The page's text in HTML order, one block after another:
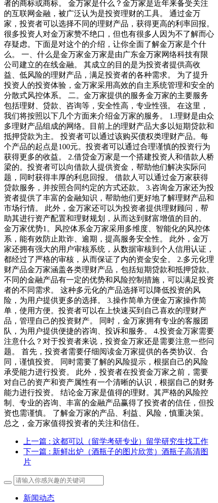
者的商标或商标。 金万家是什么？金万家是近年来备受关注
的互联网金融，被广泛认为是投资理财的工具。 通过金万
家，投资者可以选择不同的理财产品，获得更高的利率回报。
很多投资人对金万家赞不绝口，但也有很多人因为不了解而心
存疑虑。下面是对这个的介绍，让你全面了解金万家是个什
么。 一、什么是金万家金万家是由广东金万家网络科技有限
公司建立的在线金融。 其成立的目的是为投资者提供高收
益、低风险的理财产品，满足投资者的各种需求。 为了提升
投资人的投资体验，金万家采用高效的自主系统管理和安全的
分散式风控体系。 二。金万家提供的服务金万家的主要服务
包括理财、贷款、咨询等，安全性高，专业性强。 在这里，
我们将按照以下几个方面来介绍金万家的服务。 1.理财是由众
多理财产品组成的网络。目前上的理财产品大多以短期贷款和
抵押贷款为主。 投资者可以通过该购买债权类理财产品。每
个产品的起点是100元。投资者可以通过合理谨慎的投资行为
获得更多的收益。 2.借贷金万家是一个搭建投资人和借款人桥
梁的。投资者可以向借款人提供资金，帮助他们解决实际问
题，同时获得丰厚的利息回报。 借款人可以通过金万家获得
贷款服务，并按照合同约定的方式还款。 3.咨询金万家还为投
资者提供了丰富的金融知识，帮助他们更好地了解理财产品和
市场行情。 此外，金万家还可以为投资者提供理财顾问，帮
助其进行资产配置和理财规划，从而达到财富增值的目的。
金万家优势1。风控体系金万家采用多维度、智能化的风控体
系，能有效防止欺诈、逾期，提高服务安全性。 此外，金万
家还拥有强大的用户审核系统，从数据审核到个人信用认证，
都经过了严格的审核，从而保证了内的资金安全。 2.多元化理
财产品金万家涵盖各类理财产品，包括短期贷款和抵押贷款。
不同的金融产品有一定的优势和风险控制措施，可以满足投资
者的不同需求。 这种多元化的产品选择可以降低投资的风
险，为用户提供更多的选择。 3.操作简单方便金万家操作简
单，使用方便。投资者可以在上快速买到自己喜欢的理财产
品，管理自己的投资财产。 同时，金万家拥有专业的客服团
队，为用户提供便捷的咨询、投诉和服务。 4.投资金万家需要
注意什么？对于投资者来说，投资金万家还是需要注意一些问
题。 首先，投资者需要仔细阅读金万家提供的各类协议、合
同，谨慎投资。 同时需要了解的风险提示，根据自己的风险
承受能力进行投资。 此外，投资者在投资金万家之前，需要
对自己的资产和资产属性有一个清晰的认识，根据自己的财务
能力进行投资。 结论金万家是值得的理财。其严格的风险控
制、专业的咨询、丰富的金融产品赢得了投资者的信任，但投
资也需谨慎。 了解金万家的产品、利益、风险，慎重决策。
总之，金万家值得投资者的关注和信任。
上一篇 : 这都可以（留学考研专业）留学研究生找工作
下一篇 : 新鲜出炉（酒瓶子的图片欣赏）酒瓶子高清图
片
新闻动态